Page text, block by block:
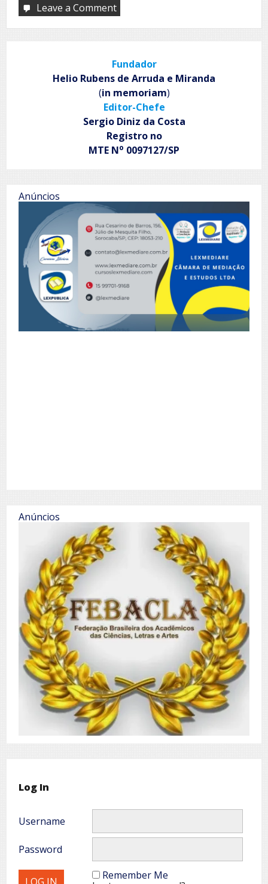
Leave a Commenton
dá
Fundador
Helio Rubens de Arruda e Miranda
(in memoriam)
Editor-Chefe
Sergio Diniz da Costa
Registro no
MTE No 0097127/SP
Anúncios
Anúncios
Log In
Username
Password
Remember Me